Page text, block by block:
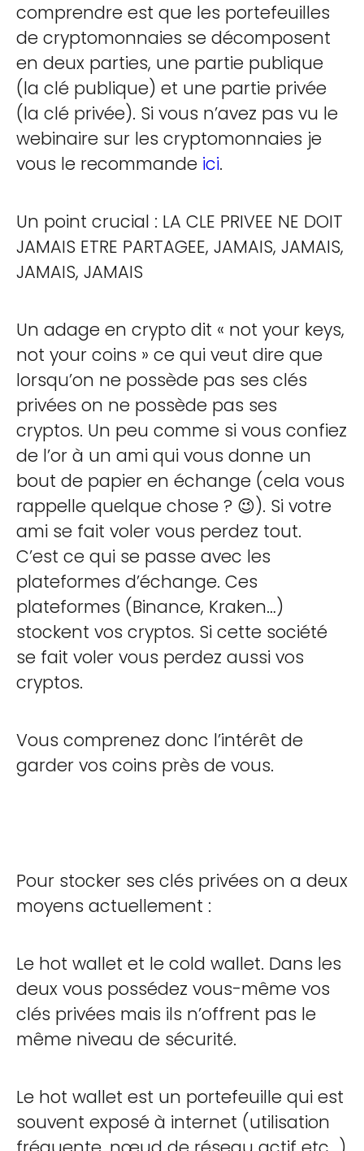
comprendre est que les portefeuilles
de cryptomonnaies se décomposent
en deux parties, une partie publique
(la clé publique) et une partie privée
(la clé privée). Si vous n’avez pas vu le
webinaire sur les cryptomonnaies je
vous le recommande ici.
Un point crucial : LA CLE PRIVEE NE DOIT
JAMAIS ETRE PARTAGEE, JAMAIS, JAMAIS,
JAMAIS, JAMAIS
Un adage en crypto dit « not your keys,
not your coins » ce qui veut dire que
lorsqu’on ne possède pas ses clés
privées on ne possède pas ses
cryptos. Un peu comme si vous confiez
de l’or à un ami qui vous donne un
bout de papier en échange (cela vous
rappelle quelque chose ? 😉). Si votre
ami se fait voler vous perdez tout.
C’est ce qui se passe avec les
plateformes d’échange. Ces
plateformes (Binance, Kraken…)
stockent vos cryptos. Si cette société
se fait voler vous perdez aussi vos
cryptos.
Vous comprenez donc l’intérêt de
garder vos coins près de vous.
Pour stocker ses clés privées on a deux
moyens actuellement :
Le hot wallet et le cold wallet. Dans les
deux vous possédez vous-même vos
clés privées mais ils n’offrent pas le
même niveau de sécurité.
Le hot wallet est un portefeuille qui est
souvent exposé à internet (utilisation